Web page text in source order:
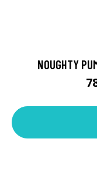
NOUGHTY